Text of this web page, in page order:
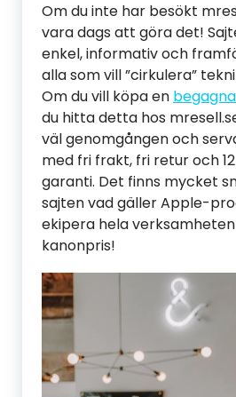
Om du inte har besökt
vara dags att göra det!
enkel, informativ och
alla som vill ”cirkulera”
Om du vill köpa en
du hitta detta hos
väl genomgången och
med fri frakt, fri retur och
garanti. Det finns mycket
sajten vad gäller Apple-
ekipera hela
kanonpris!